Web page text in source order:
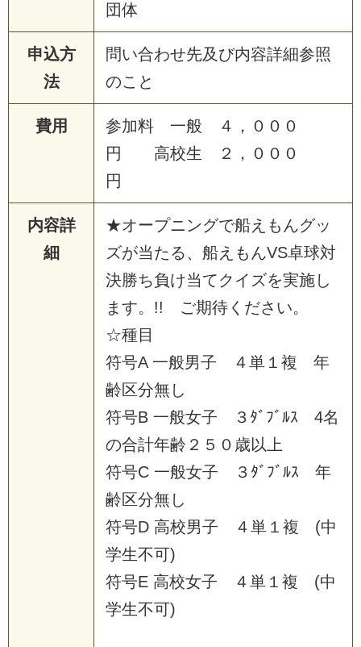
団体
申込方
法
問い合わせ先及 び内容詳細参照
のこ と
費用 参加料 一般 ４ ， ０ ０ ０
円
高校生 ２ ， ０ ０ ０
円
内容詳
細
★オープニングで船え も んグッ
ズが当たる、 船え も んVS卓球対
決勝ち負け当てク イ ズを実施し
ま す。 !! ご期待 く ださ い。
☆種 目
符号A 一般男子 ４単 １ 複
年
齢区分無 し
符号B 一般女子 ３ ﾀﾞ ﾌﾞﾙｽ 4名
の合計年齢 ２ ５ ０ 歳以 上
符号C 一般女子 ３ ﾀﾞ ﾌﾞﾙｽ
年
齢区分無 し
符号D 高校男子 ４単 １ 複 (中
学生不可)
符号E 高校女子 ４単 １ 複 (中
学生不可)